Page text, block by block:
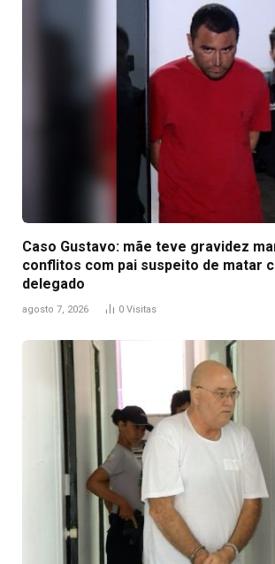
Caso Gustavo: mãe teve gravidez
conflitos com pai suspeito de matar
delegado
agosto 7, 2026 0 Visitas